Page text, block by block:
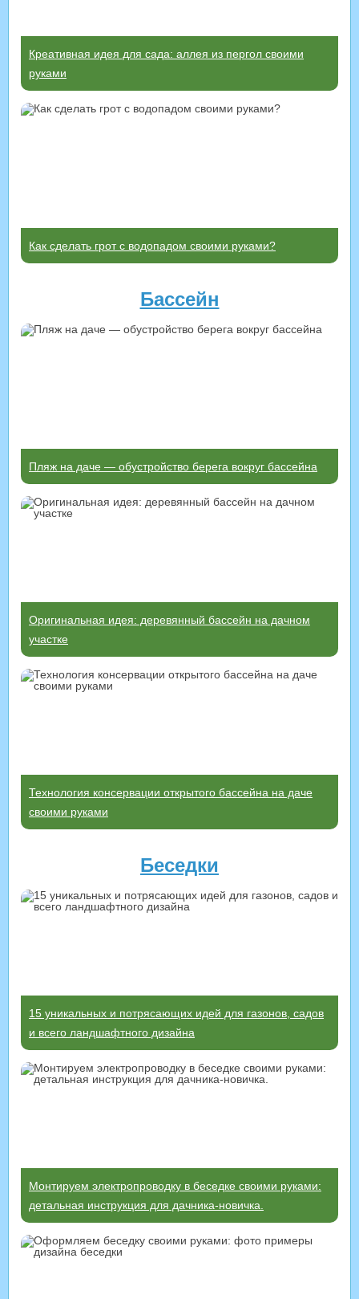
Креативная идея для сада: аллея из пергол своими
руками
Как сделать грот с водопадом своими руками?
Бассейн
Пляж на даче — обустройство берега вокруг бассейна
Оригинальная идея: деревянный бассейн на дачном
участке
Технология консервации открытого бассейна на даче
своими руками
Беседки
15 уникальных и потрясающих идей для газонов, садов
и всего ландшафтного дизайна
Монтируем электропроводку в беседке своими руками:
детальная инструкция для дачника-новичка.